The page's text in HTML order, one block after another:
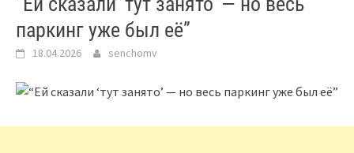
паркинг уже был её”
18.04.2026 senchomv